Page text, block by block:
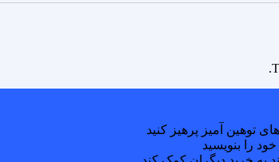
توهین آمیز پرهیز کنید
را بنویسید